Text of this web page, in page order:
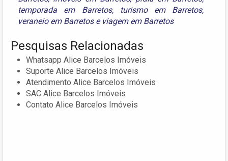
temporada em Barretos, turismo em Barretos,
veraneio em Barretose viagem em Barretos
Pesquisas Relacionadas
Whatsapp Alice Barcelos Imóveis
Suporte Alice Barcelos Imóveis
Atendimento Alice Barcelos Imóveis
SAC Alice Barcelos Imóveis
Contato Alice Barcelos Imóveis